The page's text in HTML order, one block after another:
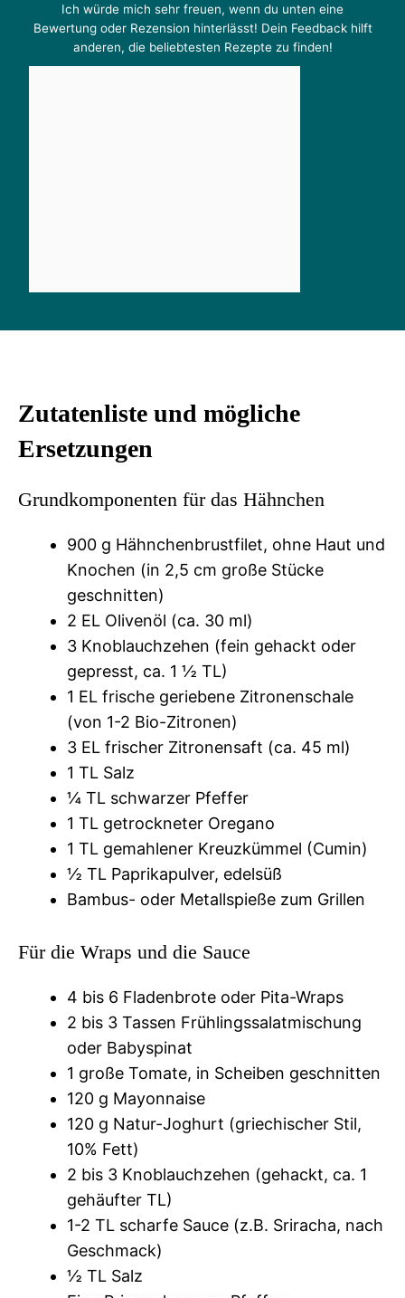
Ich würde mich sehr freuen, wenn du unten eine
Bewertung oder Rezension hinterlässt! Dein Feedback hilft
anderen, die beliebtesten Rezepte zu finden!
Zutatenliste und mögliche
Ersetzungen
Grundkomponenten für das Hähnchen
900 g Hähnchenbrustfilet, ohne Haut und
Knochen (in 2,5 cm große Stücke
geschnitten)
2 EL Olivenöl (ca. 30 ml)
3 Knoblauchzehen (fein gehackt oder
gepresst, ca. 1 ½ TL)
1 EL frische geriebene Zitronenschale
(von 1-2 Bio-Zitronen)
3 EL frischer Zitronensaft (ca. 45 ml)
1 TL Salz
¼ TL schwarzer Pfeffer
1 TL getrockneter Oregano
1 TL gemahlener Kreuzkümmel (Cumin)
½ TL Paprikapulver, edelsüß
Bambus- oder Metallspieße zum Grillen
Für die Wraps und die Sauce
4 bis 6 Fladenbrote oder Pita-Wraps
2 bis 3 Tassen Frühlingssalatmischung
oder Babyspinat
1 große Tomate, in Scheiben geschnitten
120 g Mayonnaise
120 g Natur-Joghurt (griechischer Stil,
10% Fett)
2 bis 3 Knoblauchzehen (gehackt, ca. 1
gehäufter TL)
1-2 TL scharfe Sauce (z.B. Sriracha, nach
Geschmack)
½ TL Salz